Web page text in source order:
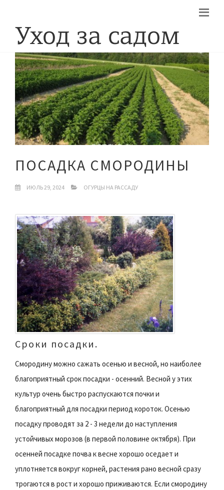
ПОСАДКА СМОРОДИНЫ
ИЮЛЬ 29, 2024 ОГУРЦЫ НА РАССАДУ
Сроки посадки.
Смородину можно сажать осенью и весной, но наиболее
благоприятный срок посадки - осенний. Весной у этих
культур очень быстро распускаются почки и
благоприятный для посадки период короток. Осенью
посадку проводят за 2 - 3 недели до наступления
устойчивых морозов (в первой половине октября). При
осенней посадке почва к весне хорошо оседает и
уплотняется вокруг корней, растения рано весной сразу
трогаются в рост и хорошо приживаются. Если смородину